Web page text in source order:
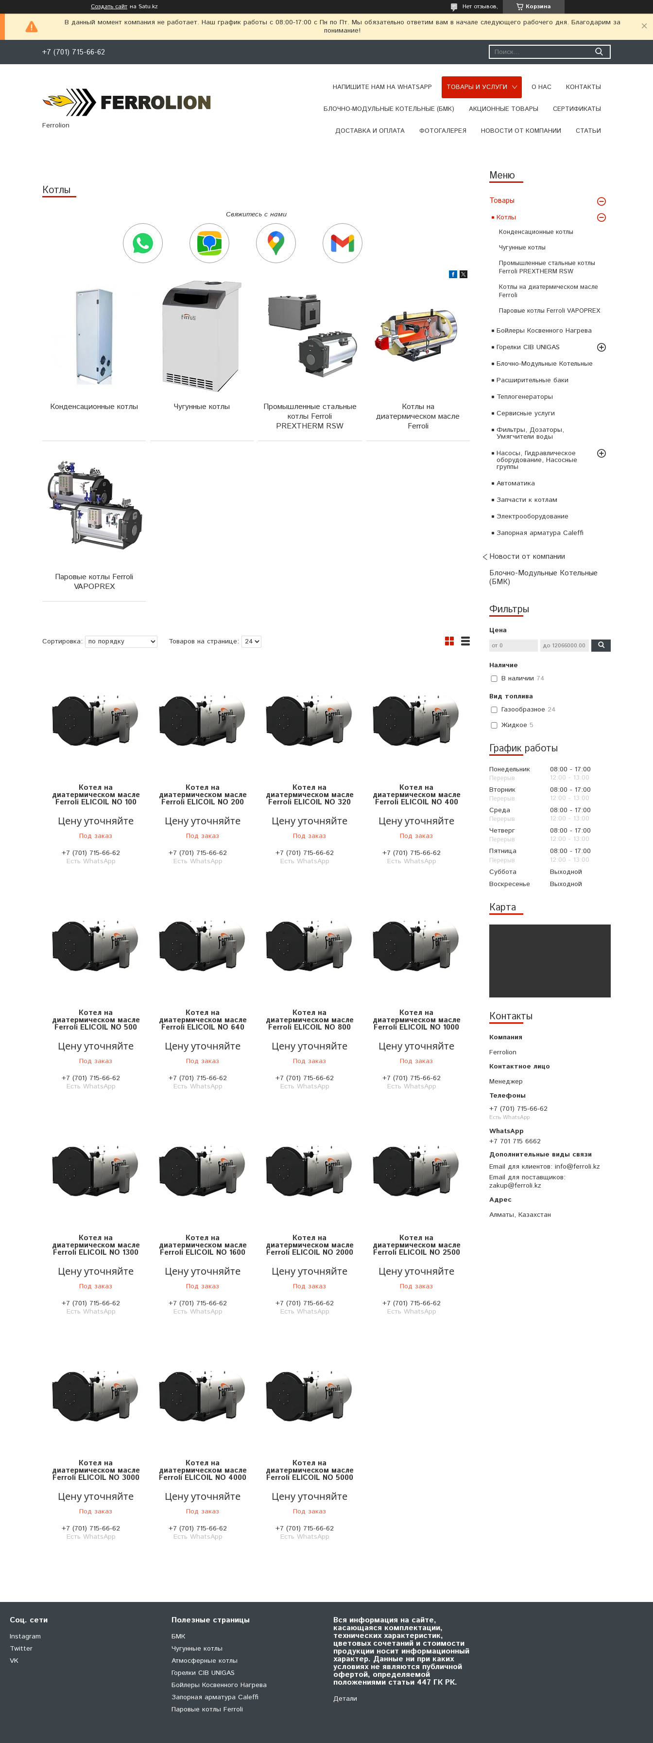
Создать сайт на Satu.kz Корзина
Нет отзывов,
В данный момент компания не работает. Наш график работы с 08:00-17:00 с Пн по Пт. Мы обязательно ответим вам в начале следующего рабочего дня. Благодарим за
понимание!
+7 (701) 715-66-62
Ferrolion
НАПИШИТЕ НАМ НА WHATSAPP ТОВАРЫ И УСЛУГИ О НАС КОНТАКТЫ
БЛОЧНО-МОДУЛЬНЫЕ КОТЕЛЬНЫЕ (БМК) АКЦИОННЫЕ ТОВАРЫ СЕРТИФИКАТЫ
ДОСТАВКА И ОПЛАТА ФОТОГАЛЕРЕЯ НОВОСТИ ОТ КОМПАНИИ СТАТЬИ
Товары
Котлы
Конденсационные котлы
Чугунные котлы
Промышленные стальные котлы
Ferroli PREXTHERM RSW
Котлы на диатермическом масле
Ferroli
Паровые котлы Ferroli VAPOPREX
Бойлеры Косвенного Нагрева
Горелки CIB UNIGAS
Блочно-Модульные Котельные
Расширительные баки
Теплогенераторы
Сервисные услуги
Фильтры, Дозаторы,
Умягчители воды
Насосы, Гидравлическое
оборудование, Насосные
группы
Автоматика
Запчасти к котлам
Электрооборудование
Запорная арматура Caleffi
Новости от компании
Блочно-Модульные Котельные
(БМК)
Фильтры
Цена
Наличие
В наличии 74
Вид топлива
Газообразное 24
Жидкое 5
График работы
Понедельник 08:00
17:00
12:00
13:00
Вторник
08:00
17:00
12:00
13:00
Среда
08:00
17:00
12:00
13:00
Четверг
08:00
17:00
12:00
13:00
Пятница
08:00
17:00
12:00
13:00
Суббота
Выходной
Воскресенье
Выходной
Карта
Контакты
Ferrolion
Менеджер
+7 (701) 715-66-62
Есть WhatsApp
+7 701 715 6662
Email для клиентов info@ferroli.kz
Email для поставщиков
zakup@ferroli.kz
Алматы, Казахстан
Котлы
Свяжитесь с нами
Конденсационные котлы Чугунные котлы
Промышленные стальные
котлы Ferroli
PREXTHERM RSW
Котлы на
диатермическом масле
Ferroli
Паровые котлы Ferroli
VAPOPREX
Котел на
диатермическом масле
Ferroli ELICOIL NO 100
Цену уточняйте
Под заказ
+7 (701) 715-66-62
Есть WhatsApp
Котел на
диатермическом масле
Ferroli ELICOIL NO 200
Цену уточняйте
Под заказ
+7 (701) 715-66-62
Есть WhatsApp
Котел на
диатермическом масле
Ferroli ELICOIL NO 320
Цену уточняйте
Под заказ
+7 (701) 715-66-62
Есть WhatsApp
Котел на
диатермическом масле
Ferroli ELICOIL NO 400
Цену уточняйте
Под заказ
+7 (701) 715-66-62
Есть WhatsApp
Котел на
диатермическом масле
Ferroli ELICOIL NO 500
Цену уточняйте
Под заказ
+7 (701) 715-66-62
Есть WhatsApp
Котел на
диатермическом масле
Ferroli ELICOIL NO 640
Цену уточняйте
Под заказ
+7 (701) 715-66-62
Есть WhatsApp
Котел на
диатермическом масле
Ferroli ELICOIL NO 800
Цену уточняйте
Под заказ
+7 (701) 715-66-62
Есть WhatsApp
Котел на
диатермическом масле
Ferroli ELICOIL NO 1000
Цену уточняйте
Под заказ
+7 (701) 715-66-62
Есть WhatsApp
Котел на
диатермическом масле
Ferroli ELICOIL NO 1300
Цену уточняйте
Под заказ
+7 (701) 715-66-62
Есть WhatsApp
Котел на
диатермическом масле
Ferroli ELICOIL NO 1600
Цену уточняйте
Под заказ
+7 (701) 715-66-62
Есть WhatsApp
Котел на
диатермическом масле
Ferroli ELICOIL NO 2000
Цену уточняйте
Под заказ
+7 (701) 715-66-62
Есть WhatsApp
Котел на
диатермическом масле
Ferroli ELICOIL NO 2500
Цену уточняйте
Под заказ
+7 (701) 715-66-62
Есть WhatsApp
Котел на
диатермическом масле
Ferroli ELICOIL NO 3000
Цену уточняйте
Под заказ
+7 (701) 715-66-62
Есть WhatsApp
Котел на
диатермическом масле
Ferroli ELICOIL NO 4000
Цену уточняйте
Под заказ
+7 (701) 715-66-62
Есть WhatsApp
Котел на
диатермическом масле
Ferroli ELICOIL NO 5000
Цену уточняйте
Под заказ
+7 (701) 715-66-62
Есть WhatsApp
Соц. сети
Instagram
Twitter
VK
Полезные страницы
БМК
Чугунные котлы
Атмосферные котлы
Горелки CIB UNIGAS
Бойлеры Косвенного Нагрева
Запорная арматура Caleffi
Паровые котлы Ferroli
Вся информация на сайте,
касающаяся комплектации,
технических характеристик,
цветовых сочетаний и стоимости
продукции носит информационный
характер. Данные ни при каких
условиях не являются публичной
офертой, определяемой
положениями статьи 447 ГК РК.
Детали